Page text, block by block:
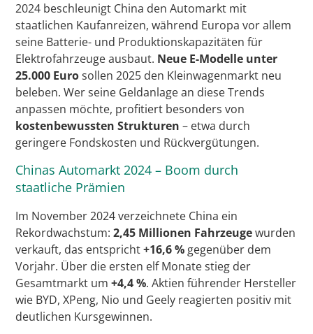
2024 beschleunigt China den Automarkt mit
staatlichen Kaufanreizen, während Europa vor allem
seine Batterie- und Produktionskapazitäten für
Elektrofahrzeuge ausbaut. Neue E-Modelle unter
25.000 Eurosollen 2025 den Kleinwagenmarkt neu
beleben. Wer seine Geldanlage an diese Trends
anpassen möchte, profitiert besonders von
kostenbewussten Strukturen – etwa durch
geringere Fondskosten und Rückvergütungen.
Chinas Automarkt 2024 – Boom durch
staatliche Prämien
Im November 2024 verzeichnete China ein
Rekordwachstum:2,45 Millionen Fahrzeugewurden
verkauft, das entspricht+16,6 % gegenüber dem
Vorjahr. Über die ersten elf Monate stieg der
Gesamtmarkt um+4,4 %. Aktien führender Hersteller
wie BYD, XPeng, Nio und Geely reagierten positiv mit
deutlichen Kursgewinnen.